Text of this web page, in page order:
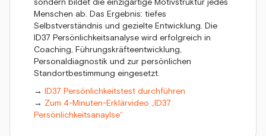
sondern bildet die einzigartige Motivstruktur jedes
Menschen ab. Das Ergebnis: tiefes
Selbstverständnis und gezielte Entwicklung. Die
ID37 Persönlichkeitsanalyse wird erfolgreich in
Coaching, Führungskräfteentwicklung,
Personaldiagnostik und zur persönlichen
Standortbestimmung eingesetzt.
→ ID37 Persönlichkeitstest durchführen
→ Zum 4-Minuten-Erklärvideo „ID37
Persönlichkeitsanaylse“